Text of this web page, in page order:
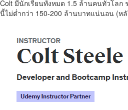
Colt มีนักเรียนทั้งหมด 1.5 ล้านคนทั่วโลก
นี้ไม่ต่ำกว่า 150-200 ล้านบาทแน่นอน (หลั